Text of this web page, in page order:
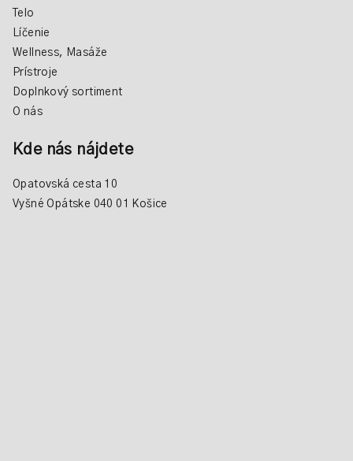
Telo
Líčenie
Wellness, Masáže
Prístroje
Doplnkový sortiment
O nás
Kde nás nájdete
Opatovská cesta 10
Vyšné Opátske 040 01 Košice